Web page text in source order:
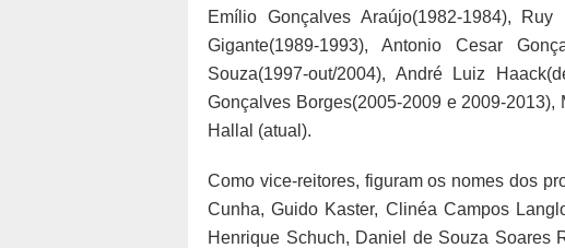
Emílio Gonçalves Araújo(1982-1984),
Gigante(1989-1993), Antonio Cesar
Souza(1997-out/2004), André Luiz
Gonçalves Borges(2005-2009 e 2009-
Hallal (atual).
Como vice-reitores, figuram os nomes dos
Cunha, Guido Kaster, Clinéa Campos
Henrique Schuch, Daniel de Souza Soares